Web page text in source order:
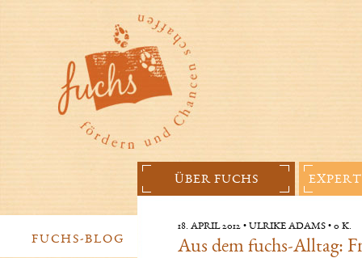
ÜBER FUCHS
FUCHS-BLOG
18. APRIL 2012 • ULRIKE ADAMS • 0 K.
Aus dem fuchs-Alltag: